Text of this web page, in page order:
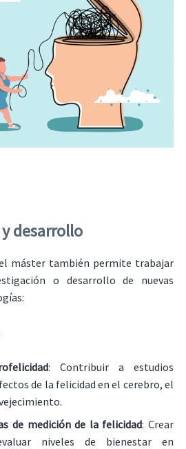
desarrollo
máster también permite trabajar
o desarrollo de nuevas
: Contribuir a estudios
de la felicidad en el cerebro, el
de medición de la felicidad: Crear
niveles de bienestar en